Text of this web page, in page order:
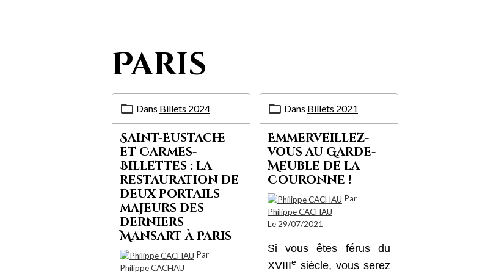
Paris
Dans Billets 2024
Saint-Eustache
et Carmes-
Billettes : la
restauration de
deux portails
majeurs des
derniers
Mansart à Paris
Par
Philippe CACHAU
Dans Billets 2021
Emmerveillez-
vous au Garde-
Meuble de la
Couronne !
Par
Philippe CACHAU
Le 29/07/2021
Si vous êtes férus du
XVIIIesiècle, vous serez